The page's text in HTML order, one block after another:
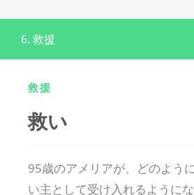
6. 救援
救援
救い
95歳のアメリアが、どのよう
い主として受け入れるように